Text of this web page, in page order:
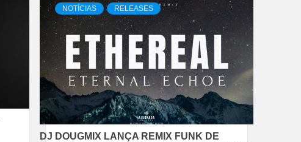
NOTÍCIAS RELEASES
DJ DOUGMIX LANÇA REMIX FUNK DE